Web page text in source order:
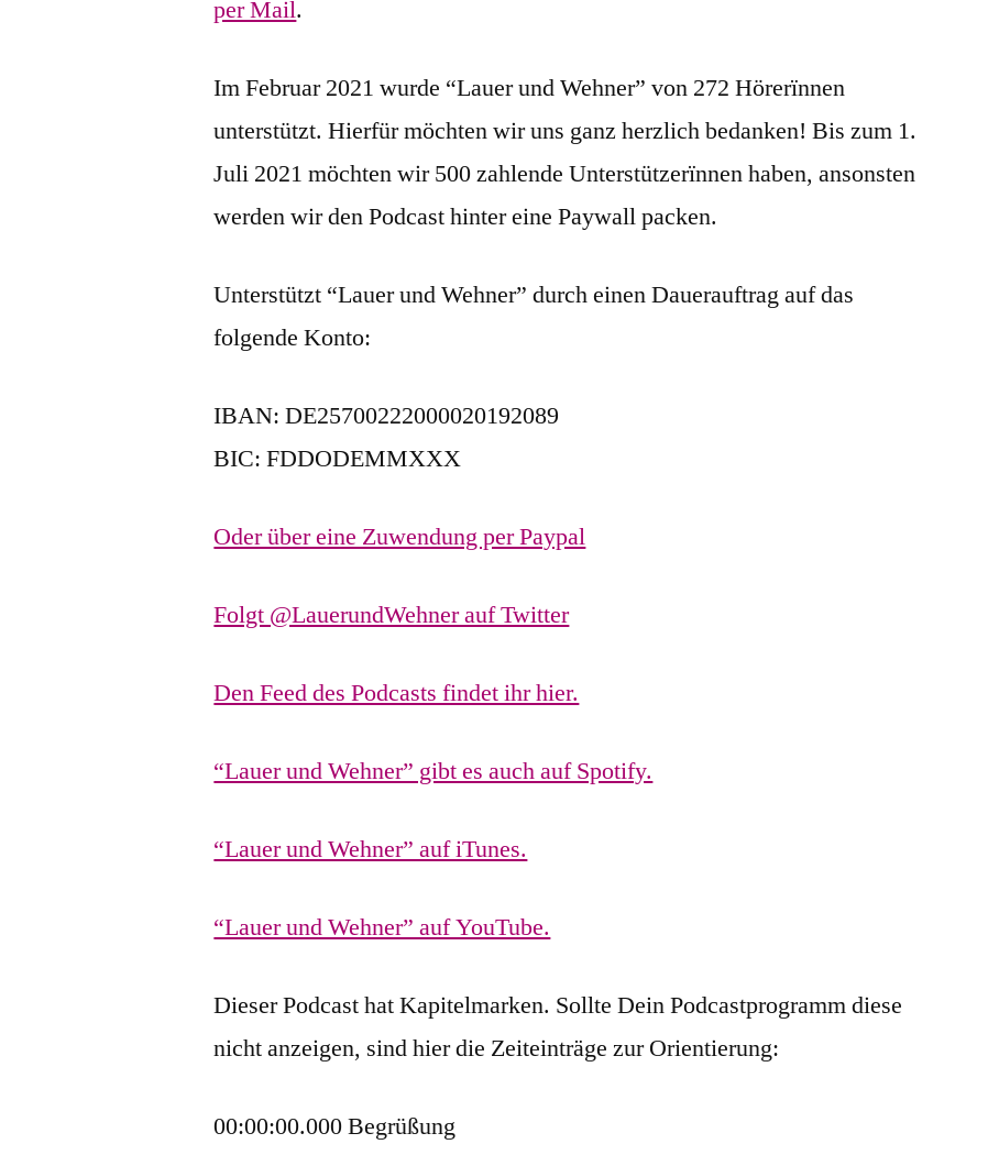
per Mail.
Im Februar 2021 wurde “Lauer und Wehner” von 272 Hörerïnnen
unterstützt. Hierfür möchten wir uns ganz herzlich bedanken! Bis zum 1.
Juli 2021 möchten wir 500 zahlende Unterstützerïnnen haben, ansonsten
werden wir den Podcast hinter eine Paywall packen.
Unterstützt “Lauer und Wehner” durch einen Dauerauftrag auf das
folgende Konto:
IBAN: DE25700222000020192089
BIC: FDDODEMMXXX
Oder über eine Zuwendung per Paypal
Folgt @LauerundWehner auf Twitter
Den Feed des Podcasts findet ihr hier.
“Lauer und Wehner” gibt es auch auf Spotify.
“Lauer und Wehner” auf iTunes.
“Lauer und Wehner” auf YouTube.
Dieser Podcast hat Kapitelmarken. Sollte Dein Podcastprogramm diese
nicht anzeigen, sind hier die Zeiteinträge zur Orientierung:
00:00:00.000 Begrüßung